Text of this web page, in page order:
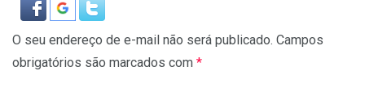
O seu endereço de e-mail não será publicado. Campos
obrigatórios são marcados com *